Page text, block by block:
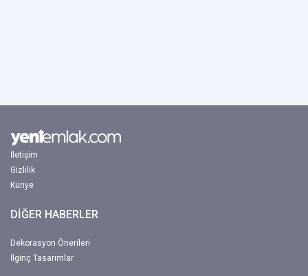
İletişim
Gizlilik
Künye
DİĞER HABERLER
Dekorasyon Önerileri
İlginç Tasarımlar